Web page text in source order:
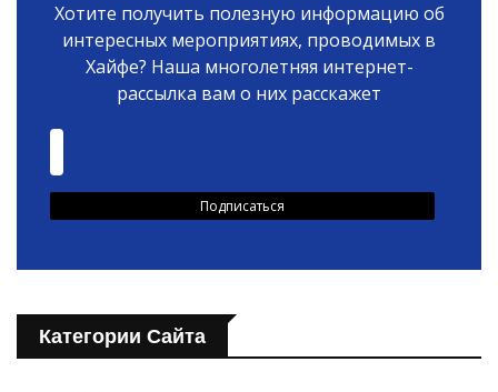
Хотите получить полезную информацию об
интересных мероприятиях, проводимых в
Хайфе? Наша многолетняя интернет-
рассылка вам о них расскажет
Категории Сайта